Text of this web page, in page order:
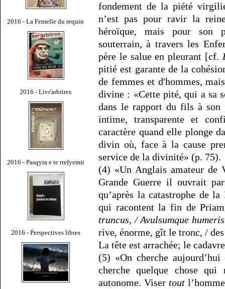
2016 - La Femelle du requin
2016 - Livr'arbitres
2016 - Pasqyra e te rrefyemit
2016 - Perspectives libres
fondement de la piété
n’est pas pour ravir la
héroïque, mais pour son
souterrain, à travers les
père le salue en pleurant [cf.
pitié est garante de la
de femmes et d'hommes,
divine : «Cette pité, qui a sa
dans le rapport du fils à
intime, transparente et
caractère quand elle plonge
divin où, face à la cause
service de la divinité» (p. 75).
(4) «Un Anglais amateur de
Grande Guerre il ouvrait
qu’après la catastrophe de
qui racontent la fin de
truncus, / Avulsumque
rive, énorme, gît le tronc, / des
La tête est arrachée; le
(5) «On cherche
cherche quelque chose qui
autonome. Viser tout